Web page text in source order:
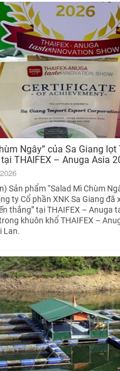
Ngây” của Sa Giang
THAIFEX – Anuga Asia
Sản phẩm “Salad Mì Chùm
ty Cổ phần XNK Sa Giang đã
thắng” tại THAIFEX – Anuga
khuôn khổ THAIFEX –
Lan.